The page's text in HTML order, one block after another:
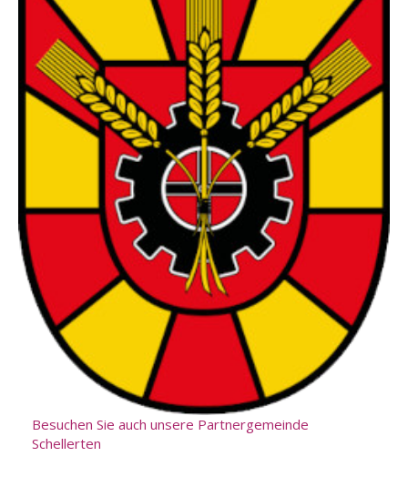
Besuchen Sie auch unsere Partnergemeinde
Schellerten